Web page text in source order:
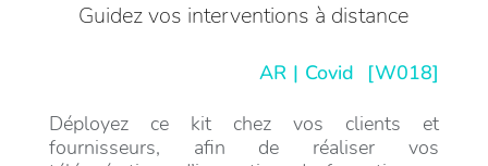
Guidez vos interventions à distance
AR Covid
[W018]
Déployez ce kit chez vos clients et
fournisseurs, afin de réaliser vos